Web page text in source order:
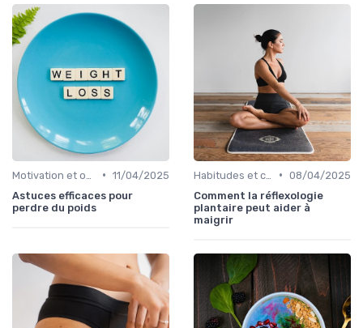
• 11/04/2025
Astuces efficaces pour
perdre du poids
• 08/04/2025
Comment la réflexologie
plantaire peut aider à
maigrir